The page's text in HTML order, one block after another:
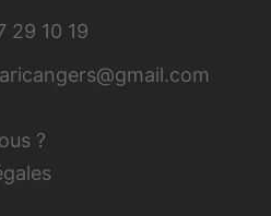
29 10 19
?